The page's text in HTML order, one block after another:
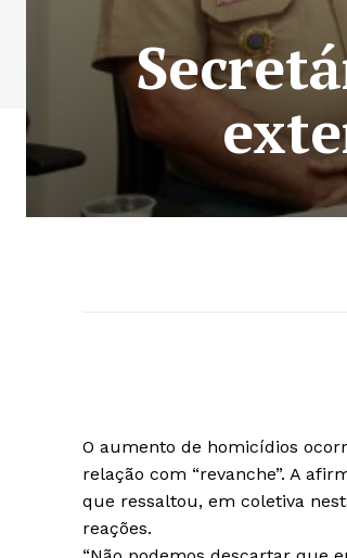
O aumento de homicídios
relação com “revanche”. A
que ressaltou, em coletiva
reações.